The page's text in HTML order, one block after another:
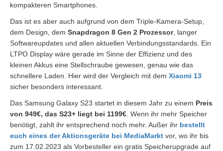
kompakteren Smartphones.
Das ist es aber auch aufgrund von dem Triple-Kamera-Setup,
dem Design, dem Snapdragon 8 Gen 2 Prozessor, langer
Softwareupdates und allen aktuellen Verbindungsstandards. Ein
LTPO Display wäre gerade im Sinne der Effizienz und des
kleinen Akkus eine Stellschraube gewesen, genau wie das
schnellere Laden. Hier wird der Vergleich mit dem Xiaomi 13
sicher besonders interessant.
Das Samsung Galaxy S23 startet in diesem Jahr zu einem Preis
von 949€, das S23+ liegt bei 1199€ . Wenn ihr mehr Speicher
benötigt, zahlt ihr entsprechend noch mehr. Außer ihr bestellt
euch eines der Aktionsgeräte bei MediaMarkt vor, wo ihr bis
zum 17.02.2023 als Vorbesteller ein gratis Speicherupgrade auf